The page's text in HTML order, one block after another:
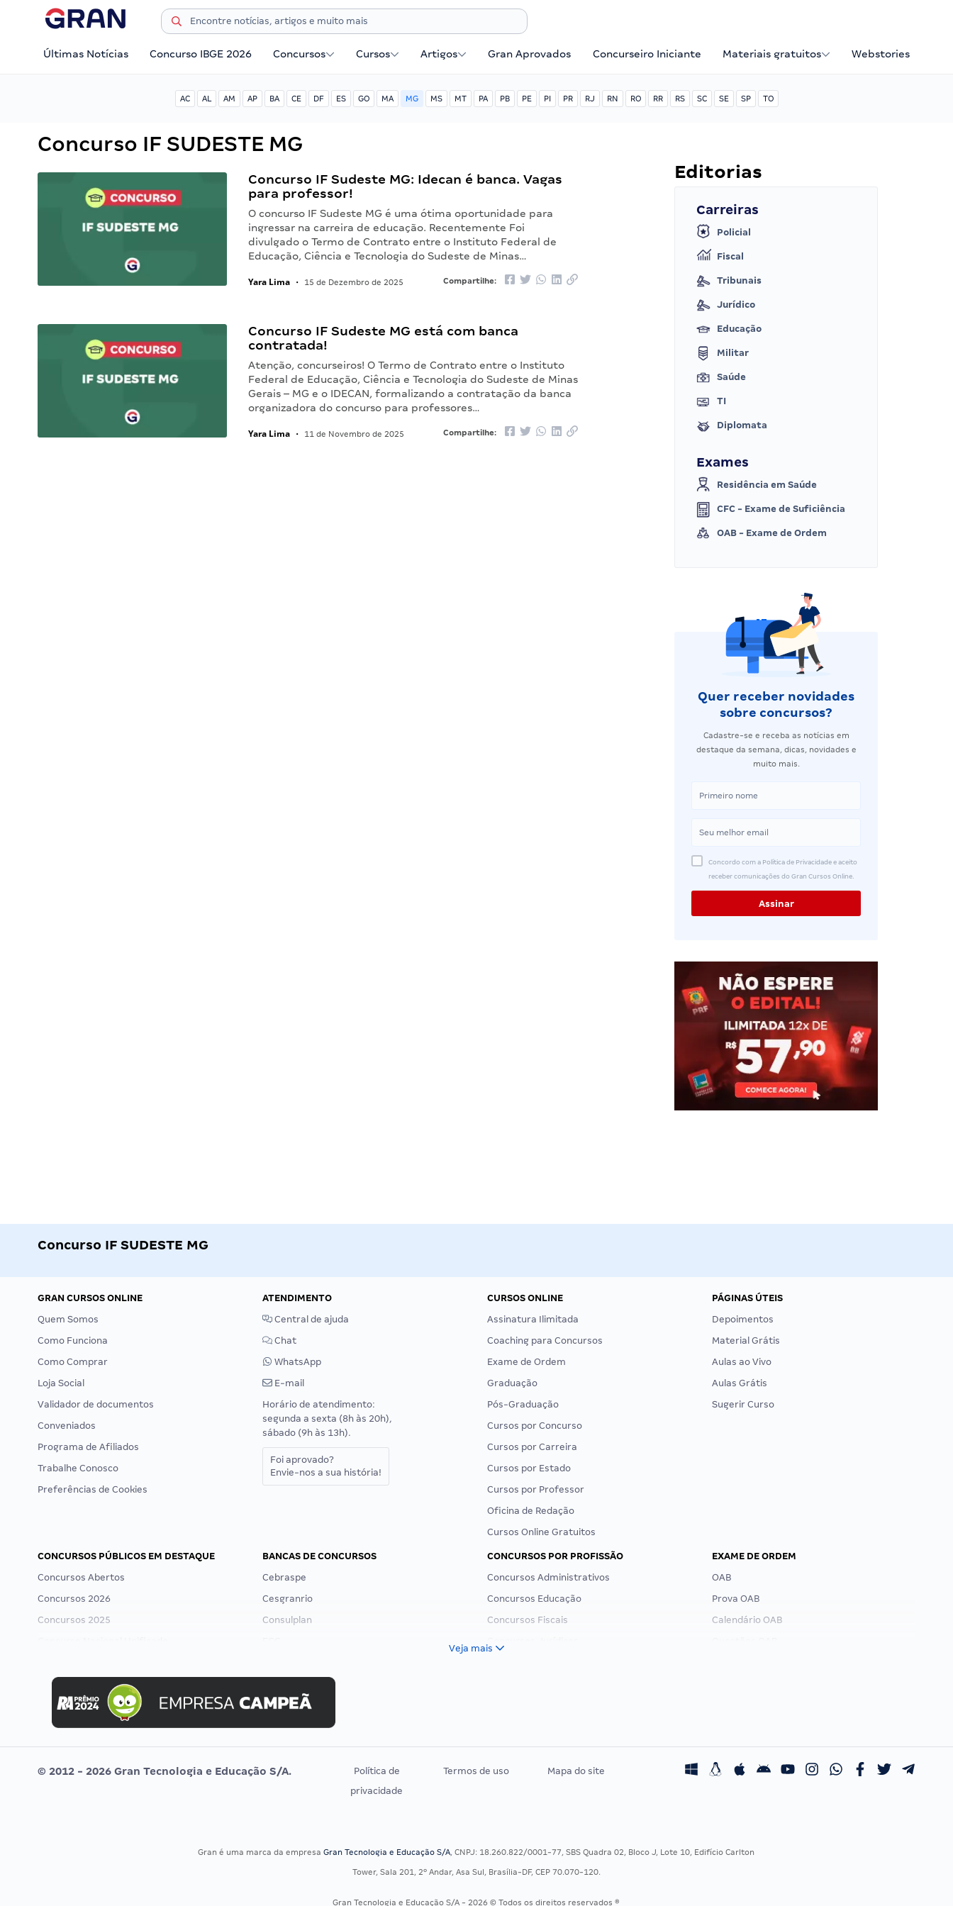
Últimas Notícias Concurso IBGE 2026 Concursos Cursos Artigos Gran Aprovados Concurseiro Iniciante Materiais gratuitos Webstories
AC AL AM AP BA CE DF ES GO MA MG MS MT PA PB PE PI PR RJ RN RO RR RS SC SE SP TO
Concurso IF SUDESTE MG
Concurso IF Sudeste MG: Idecan é banca. Vagas
para professor!
O concurso IF Sudeste MG é uma ótima oportunidade para
ingressar na carreira de educação. Recentemente Foi
divulgado o Termo de Contrato entre o Instituto Federal de
Educação, Ciência e Tecnologia do Sudeste de Minas…
Yara Lima • 15 de Dezembro de 2025 Compartilhe:
Concurso IF Sudeste MG está com banca
contratada!
Atenção, concurseiros! O Termo de Contrato entre o Instituto
Federal de Educação, Ciência e Tecnologia do Sudeste de Minas
Gerais – MG e o IDECAN, formalizando a contratação da banca
organizadora do concurso para professores…
Yara Lima • 11 de Novembro de 2025 Compartilhe:
Editorias
Carreiras
Policial
Fiscal
Tribunais
Jurídico
Educação
Militar
Saúde
TI
Diplomata
Exames
Residência em Saúde
CFC - Exame de Suficiência
OAB - Exame de Ordem
Quer receber novidades
sobre concursos?
Cadastre-se e receba as notícias em
destaque da semana, dicas, novidades e
muito mais.
Concordo com a Política de Privacidade e aceito
receber comunicações do Gran Cursos Online.
Concurso IF SUDESTE MG
GRAN CURSOS ONLINE
Quem Somos
Como Funciona
Como Comprar
Loja Social
Validador de documentos
Conveniados
Programa de Afiliados
Trabalhe Conosco
Preferências de Cookies
ATENDIMENTO
Central de ajuda
Chat
WhatsApp
E-mail
Horário de atendimento:
segunda a sexta (8h às 20h),
sábado (9h às 13h).
Foi aprovado?
Envie-nos a sua história!
CURSOS ONLINE
Assinatura Ilimitada
Coaching para Concursos
Exame de Ordem
Graduação
Pós-Graduação
Cursos por Concurso
Cursos por Carreira
Cursos por Estado
Cursos por Professor
Oficina de Redação
Cursos Online Gratuitos
PÁGINAS ÚTEIS
Depoimentos
Material Grátis
Aulas ao Vivo
Aulas Grátis
Sugerir Curso
CONCURSOS PÚBLICOS EM DESTAQUE
Concursos Abertos
Concursos 2026
Concursos 2025
Concurso MPU
Editais publicados
BANCAS DE CONCURSOS
Cebraspe
Cesgranrio
Consulplan
Selecon
Uniase
Vunesp
CONCURSOS POR PROFISSÃO
Concursos Administrativos
Concursos Educação
Concursos Fiscais
Residência Multiprofissional
EXAME DE ORDEM
OAB
Prova OAB
Calendário OAB
Veja mais
© 2012 - 2026 Gran Tecnologia e Educação S/A.
Política de
privacidade
Termos de uso Mapa do site
Gran é uma marca da empresaGran Tecnologia e Educação S/A, CNPJ: 18.260.822/0001-77, SBS Quadra 02, Bloco J, Lote 10, Edifício Carlton
Tower, Sala 201, 2º Andar, Asa Sul, Brasília-DF, CEP 70.070-120.
Gran Tecnologia e Educação S/A - 2026 © Todos os direitos reservados ®